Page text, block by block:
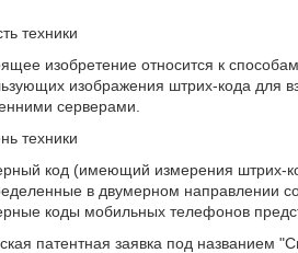
техники
изобретение относится к
изображения штрих-кода для
серверами.
техники
код (имеющий измерения штрих-
в двумерном направлении
коды мобильных телефонов
патентная заявка под названием